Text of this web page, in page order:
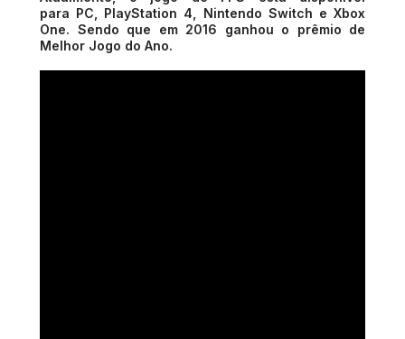
para PC, PlayStation 4, Nintendo Switch e Xbox
One. Sendo que em 2016 ganhou o prêmio de
Melhor Jogo do Ano.